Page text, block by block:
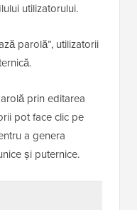
utilizatorului.
parolă”, utilizatorii
prin editarea
pot face clic pe
a genera
și puternice.